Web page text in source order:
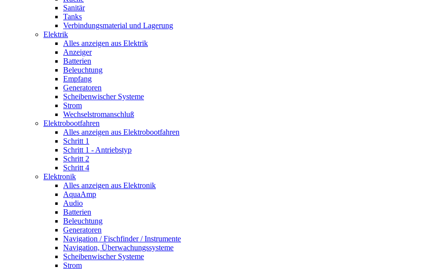
Sanitär
Tanks
Verbindungsmaterial und Lagerung
Elektrik
Alles anzeigen aus Elektrik
Anzeiger
Batterien
Beleuchtung
Empfang
Generatoren
Scheibenwischer Systeme
Strom
Wechselstromanschluß
Elektrobootfahren
Alles anzeigen aus Elektrobootfahren
Schritt 1
Schritt 1 - Antriebstyp
Schritt 2
Schritt 4
Elektronik
Alles anzeigen aus Elektronik
AquaAmp
Audio
Batterien
Beleuchtung
Generatoren
Navigation / Fischfinder / Instrumente
Navigation, Überwachungssysteme
Scheibenwischer Systeme
Strom